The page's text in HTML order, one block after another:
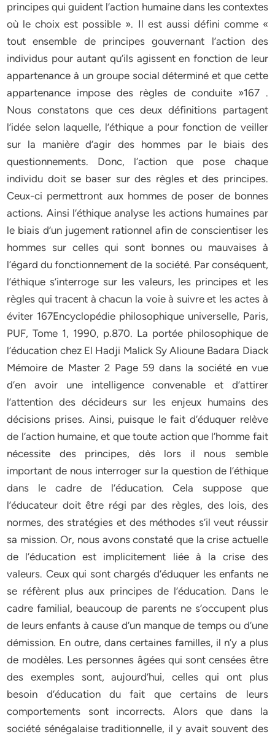
principes qui guident l’action humaine dans les contextes
où le choix est possible ». Il est aussi défini comme «
tout ensemble de principes gouvernant l’action des
individus pour autant qu’ils agissent en fonction de leur
appartenance à un groupe social déterminé et que cette
appartenance impose des règles de conduite »167 .
Nous constatons que ces deux définitions partagent
l’idée selon laquelle, l’éthique a pour fonction de veiller
sur la manière d’agir des hommes par le biais des
questionnements. Donc, l’action que pose chaque
individu doit se baser sur des règles et des principes.
Ceux-ci permettront aux hommes de poser de bonnes
actions. Ainsi l’éthique analyse les actions humaines par
le biais d’un jugement rationnel afin de conscientiser les
hommes sur celles qui sont bonnes ou mauvaises à
l’égard du fonctionnement de la société. Par conséquent,
l’éthique s’interroge sur les valeurs, les principes et les
règles qui tracent à chacun la voie à suivre et les actes à
éviter 167Encyclopédie philosophique universelle, Paris,
PUF, Tome 1, 1990, p.870. La portée philosophique de
l’éducation chez El Hadji Malick Sy Alioune Badara Diack
Mémoire de Master 2 Page 59 dans la société en vue
d’en avoir une intelligence convenable et d’attirer
l’attention des décideurs sur les enjeux humains des
décisions prises. Ainsi, puisque le fait d’éduquer relève
de l’action humaine, et que toute action que l’homme fait
nécessite des principes, dès lors il nous semble
important de nous interroger sur la question de l’éthique
dans le cadre de l’éducation. Cela suppose que
l’éducateur doit être régi par des règles, des lois, des
normes, des stratégies et des méthodes s’il veut réussir
sa mission. Or, nous avons constaté que la crise actuelle
de l’éducation est implicitement liée à la crise des
valeurs. Ceux qui sont chargés d’éduquer les enfants ne
se réfèrent plus aux principes de l’éducation. Dans le
cadre familial, beaucoup de parents ne s’occupent plus
de leurs enfants à cause d’un manque de temps ou d’une
démission. En outre, dans certaines familles, il n’y a plus
de modèles. Les personnes âgées qui sont censées être
des exemples sont, aujourd’hui, celles qui ont plus
besoin d’éducation du fait que certains de leurs
comportements sont incorrects. Alors que dans la
société sénégalaise traditionnelle, il y avait souvent des